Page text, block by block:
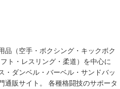
り込む
品（空手・ボクシング・キックボク
ト・レスリング・柔道）を中心に
・ダンベル・バーベル・サンドバッ
通販サイト。 各種格闘技のサポータ